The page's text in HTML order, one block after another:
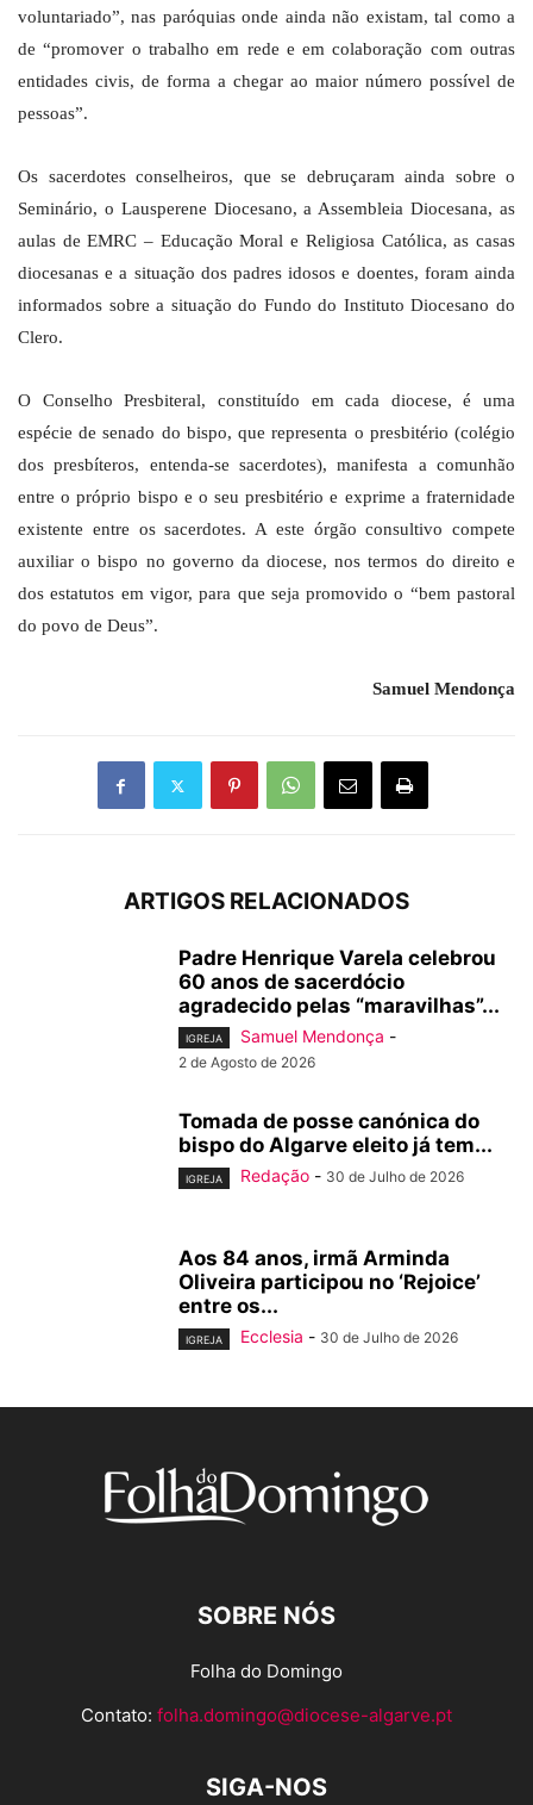
voluntariado”, nas paróquias onde ainda não existam, tal como a
de “promover o trabalho em rede e em colaboração com outras
entidades civis, de forma a chegar ao maior número possível de
pessoas”.
Os sacerdotes conselheiros, que se debruçaram ainda sobre o
Seminário, o Lausperene Diocesano, a Assembleia Diocesana, as
aulas de EMRC – Educação Moral e Religiosa Católica, as casas
diocesanas e a situação dos padres idosos e doentes, foram ainda
informados sobre a situação do Fundo do Instituto Diocesano do
Clero.
O Conselho Presbiteral, constituído em cada diocese, é uma
espécie de senado do bispo, que representa o presbitério (colégio
dos presbíteros, entenda-se sacerdotes), manifesta a comunhão
entre o próprio bispo e o seu presbitério e exprime a fraternidade
existente entre os sacerdotes. A este órgão consultivo compete
auxiliar o bispo no governo da diocese, nos termos do direito e
dos estatutos em vigor, para que seja promovido o “bem pastoral
do povo de Deus”.
Samuel Mendonça
ARTIGOS RELACIONADOS
Padre Henrique Varela celebrou
60 anos de sacerdócio
agradecido pelas “maravilhas”...
IGREJA Samuel Mendonça -
2 de Agosto de 2026
Tomada de posse canónica do
bispo do Algarve eleito já tem...
IGREJA Redação - 30 de Julho de 2026
Aos 84 anos, irmã Arminda
Oliveira participou no ‘Rejoice’
entre os...
IGREJA Ecclesia - 30 de Julho de 2026
SOBRE NÓS
Folha do Domingo
Contato: folha.domingo@diocese-algarve.pt
SIGA-NOS